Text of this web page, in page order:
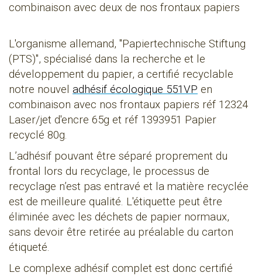
combinaison avec deux de nos frontaux papiers
L'organisme allemand, "Papiertechnische Stiftung
(PTS)", spécialisé dans la recherche et le
développement du papier, a certifié recyclable
notre nouvel adhésif écologique 551VP en
combinaison avec nos frontaux papiers réf 12324
Laser/jet d'encre 65g et réf 1393951 Papier
recyclé 80g.
L’adhésif pouvant être séparé proprement du
frontal lors du recyclage, le processus de
recyclage n’est pas entravé et la matière recyclée
est de meilleure qualité. L'étiquette peut être
éliminée avec les déchets de papier normaux,
sans devoir être retirée au préalable du carton
étiqueté.
Le complexe adhésif complet est donc certifié